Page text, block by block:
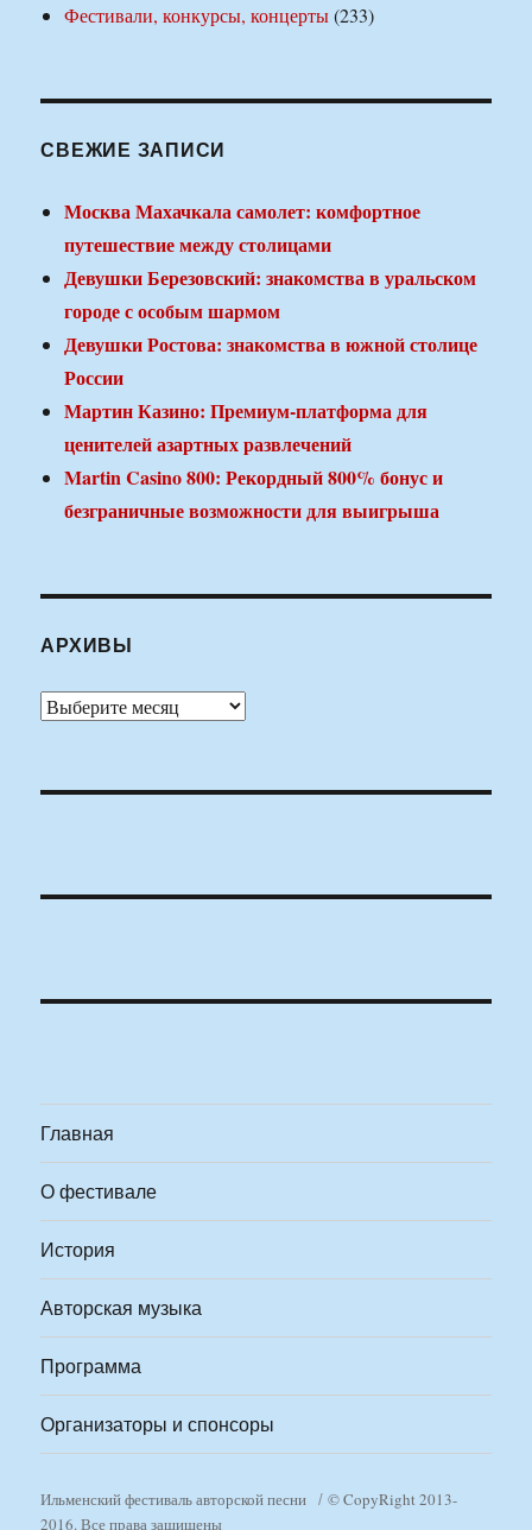
Фестивали, конкурсы, концерты(233)
СВЕЖИЕ ЗАПИСИ
Москва Махачкала самолет: комфортное
путешествие между столицами
Девушки Березовский: знакомства в уральском
городе с особым шармом
Девушки Ростова: знакомства в южной столице
России
Мартин Казино: Премиум-платформа для
ценителей азартных развлечений
Martin Casino 800: Рекордный 800% бонус и
безграничные возможности для выигрыша
АРХИВЫ
Архивы
Главная
О фестивале
История
Авторская музыка
Программа
Организаторы и спонсоры
Ильменский фестиваль авторской песни
© CopyRight 2013-
2016. Все права защищены